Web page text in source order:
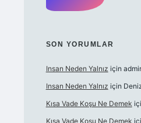
SON YORUMLAR
Insan Neden Yalnız için
Insan Neden Yalnız için
Kısa Vade Koşu Ne Demek
Kısa Vade Koşu Ne Demek